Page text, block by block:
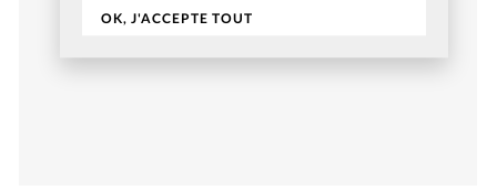
OK, J'ACCEPTE TOUT